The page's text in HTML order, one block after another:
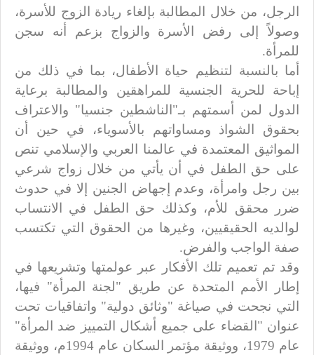
الرجل، من خلال المطالبة بإلغاء ريادة الزوج للأسرة،
وصولاً إلى رفض الأسرة والزواج بزعم أنه سجن
للمرأة.
أما بالنسبة لتنظيم حياة الأطفال، بما في ذلك من
إباحة للحرية الجنسية للمراهقين والمطالبة برعاية
الدول لمن أسمتهم بـ"الناشطين جنسيا" والاعتراف
بحقوق الشواذ ومساواتهم بالأسوياء، في حين أن
المواثيق المعتمدة في عالمنا العربي والإسلامي تنص
على حق الطفل في أن يأتي من خلال زواج شرعي
بين رجل وامرأة، وعدم إجهاض الجنين إلا في حدوث
ضرر محقق للأم، وكذلك حق الطفل في الانتساب
لوالديه الحقيقيين، وغيرها من الحقوق التي تكتسب
صفة الواجب والفرض.
وقد تم تعميم تلك الأفكار عبر عولمتها وتشريعها في
إطار الأمم المتحدة عن طريق "لجنة المرأة" فيها،
التي نجحت في صياغة "وثائق دولية" واتفاقيات تحت
عنوان "القضاء على جميع أشكال التمييز ضد المرأة"
عام 1979، ووثيقة مؤتمر السكان عام 1994م، ووثيقة